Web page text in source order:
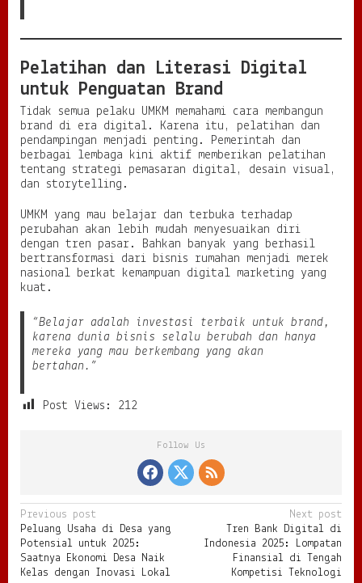
Pelatihan dan Literasi Digital
untuk Penguatan Brand
Tidak semua pelaku UMKM memahami cara membangun
brand di era digital. Karena itu, pelatihan dan
pendampingan menjadi penting. Pemerintah dan
berbagai lembaga kini aktif memberikan pelatihan
tentang strategi pemasaran digital, desain visual,
dan storytelling.
UMKM yang mau belajar dan terbuka terhadap
perubahan akan lebih mudah menyesuaikan diri
dengan tren pasar. Bahkan banyak yang berhasil
bertransformasi dari bisnis rumahan menjadi merek
nasional berkat kemampuan digital marketing yang
kuat.
“Belajar adalah investasi terbaik untuk brand,
karena dunia bisnis selalu berubah dan hanya
mereka yang mau berkembang yang akan
bertahan.”
Post Views: 212
Follow Us
P
o
s
Previous post
Peluang Usaha di Desa yang
Potensial untuk 2025:
Saatnya Ekonomi Desa Naik
Kelas dengan Inovasi Lokal
Next post
Tren Bank Digital di
Indonesia 2025: Lompatan
Finansial di Tengah
Kompetisi Teknologi